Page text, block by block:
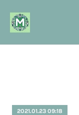
2021.01.23 09:18